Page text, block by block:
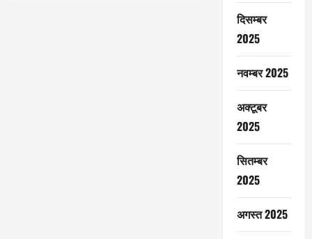
दिसम्बर
2025
नवम्बर 2025
अक्टूबर
2025
सितम्बर
2025
अगस्त 2025